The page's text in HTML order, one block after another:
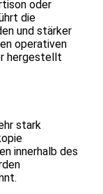
oder
die
und stärker
operativen
hergestellt
stark
innerhalb des